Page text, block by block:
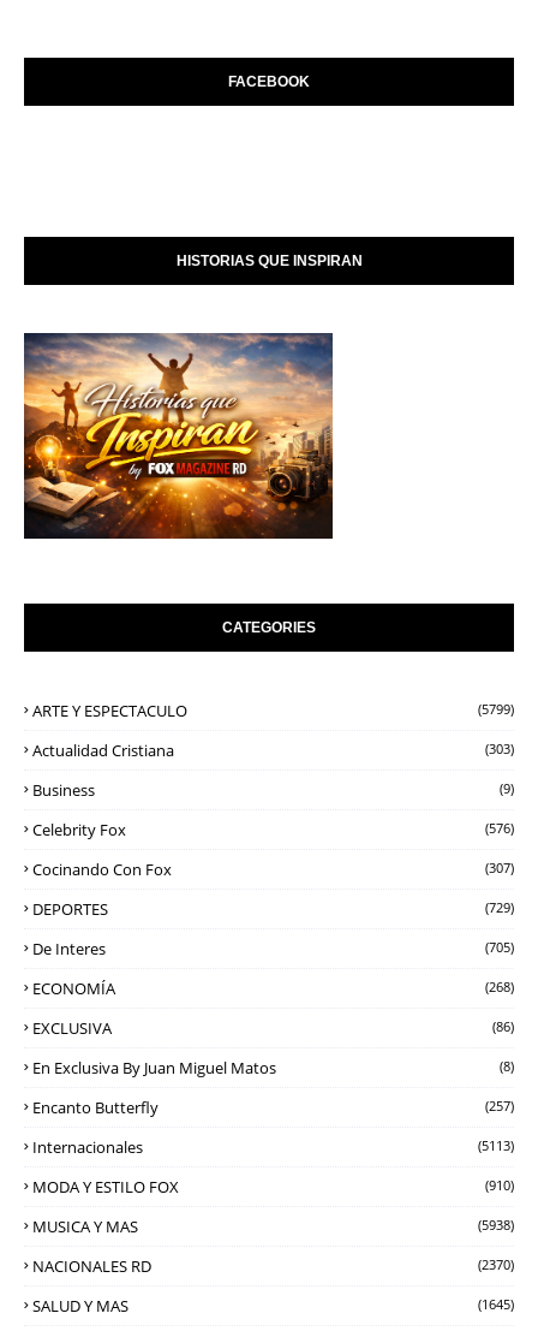
FACEBOOK
HISTORIAS QUE INSPIRAN
CATEGORIES
ARTE Y ESPECTACULO (5799)
Actualidad Cristiana (303)
Business (9)
Celebrity Fox (576)
Cocinando Con Fox (307)
DEPORTES (729)
De Interes (705)
ECONOMÍA (268)
EXCLUSIVA (86)
En Exclusiva By Juan Miguel Matos (8)
Encanto Butterfly (257)
Internacionales (5113)
MODA Y ESTILO FOX (910)
MUSICA Y MAS (5938)
NACIONALES RD (2370)
SALUD Y MAS (1645)